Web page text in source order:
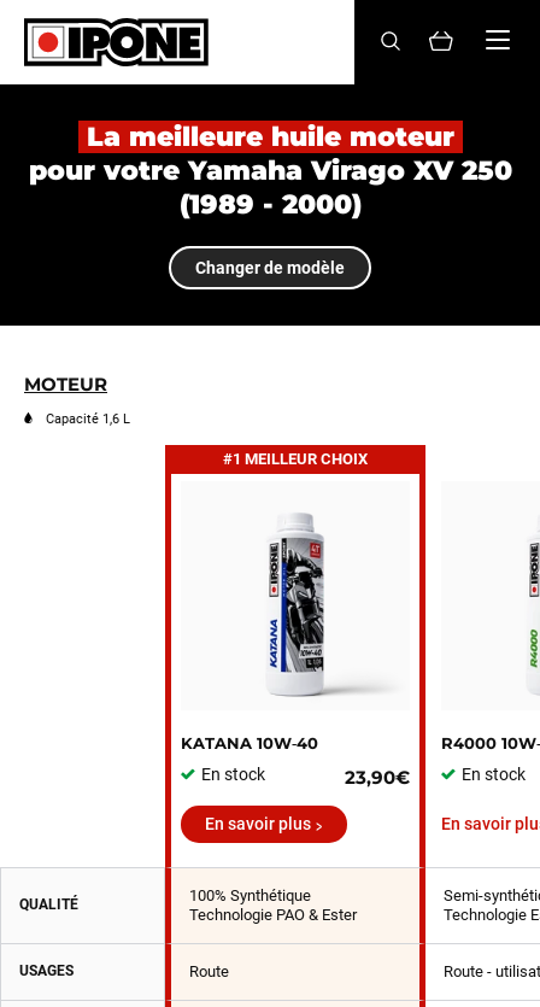
Ipone
HUILES MOTEUR
ENTRETIEN
MAINTENANCE
Revendeurs
BE
La meilleure huile moteur
pour votre Yamaha Virago XV 250
(1989 - 2000)
Changer de modèle
MOTEUR
Capacité 1,6 L
#1 MEILLEUR CHOIX
KATANA 10W‑40
En stock
23,90€
R4000
En stock
En savoir plus En savoir
QUALITÉ
100% Synthétique
Technologie PAO & Ester
Semi-
Technologie
USAGES Route Route -